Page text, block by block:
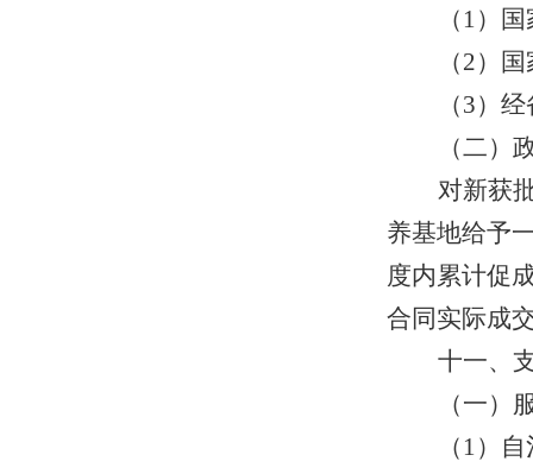
（1）
（2）
（3）
（二）
对新获
养基地给予
度内累计促
合同实际成
十一、
（一）
（1）